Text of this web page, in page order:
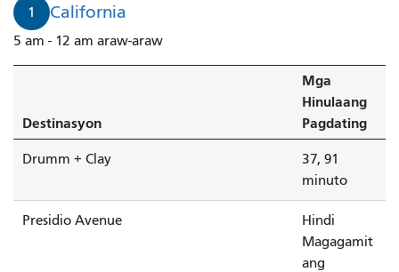
1 California
5 am - 12 am araw-araw
Destinasyon
Mga
Hinulaang
Pagdating
Drumm + Clay
37, 91
minuto
Presidio Avenue
Hindi
Magagamit
ang